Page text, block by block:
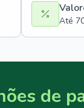
Até
de